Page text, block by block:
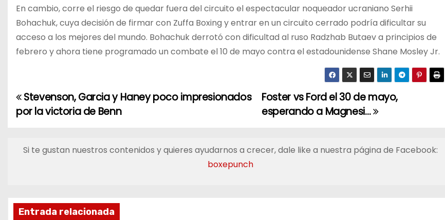
En cambio, corre el riesgo de quedar fuera del circuito el espectacular noqueador ucraniano Serhii
Bohachuk, cuya decisión de firmar con Zuffa Boxing y entrar en un circuito cerrado podría dificultar su
acceso a los mejores del mundo. Bohachuk derrotó con dificultad al ruso Radzhab Butaev a principios de
febrero y ahora tiene programado un combate el 10 de mayo contra el estadounidense Shane Mosley Jr.
N
a
v
a
Foster vs Ford el 30 de mayo,
esperando a Magnesi…
Stevenson, Garcia y Haney poco impresionados
por la victoria de Benn
Si te gustan nuestros contenidos y quieres ayudarnos a crecer, dale like a nuestra página de Facebook:
boxepunch
Entrada relacionada